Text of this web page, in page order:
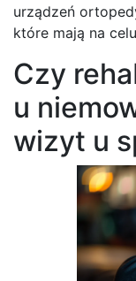
urządzeń
które mają na
Czy
u
wizyt u